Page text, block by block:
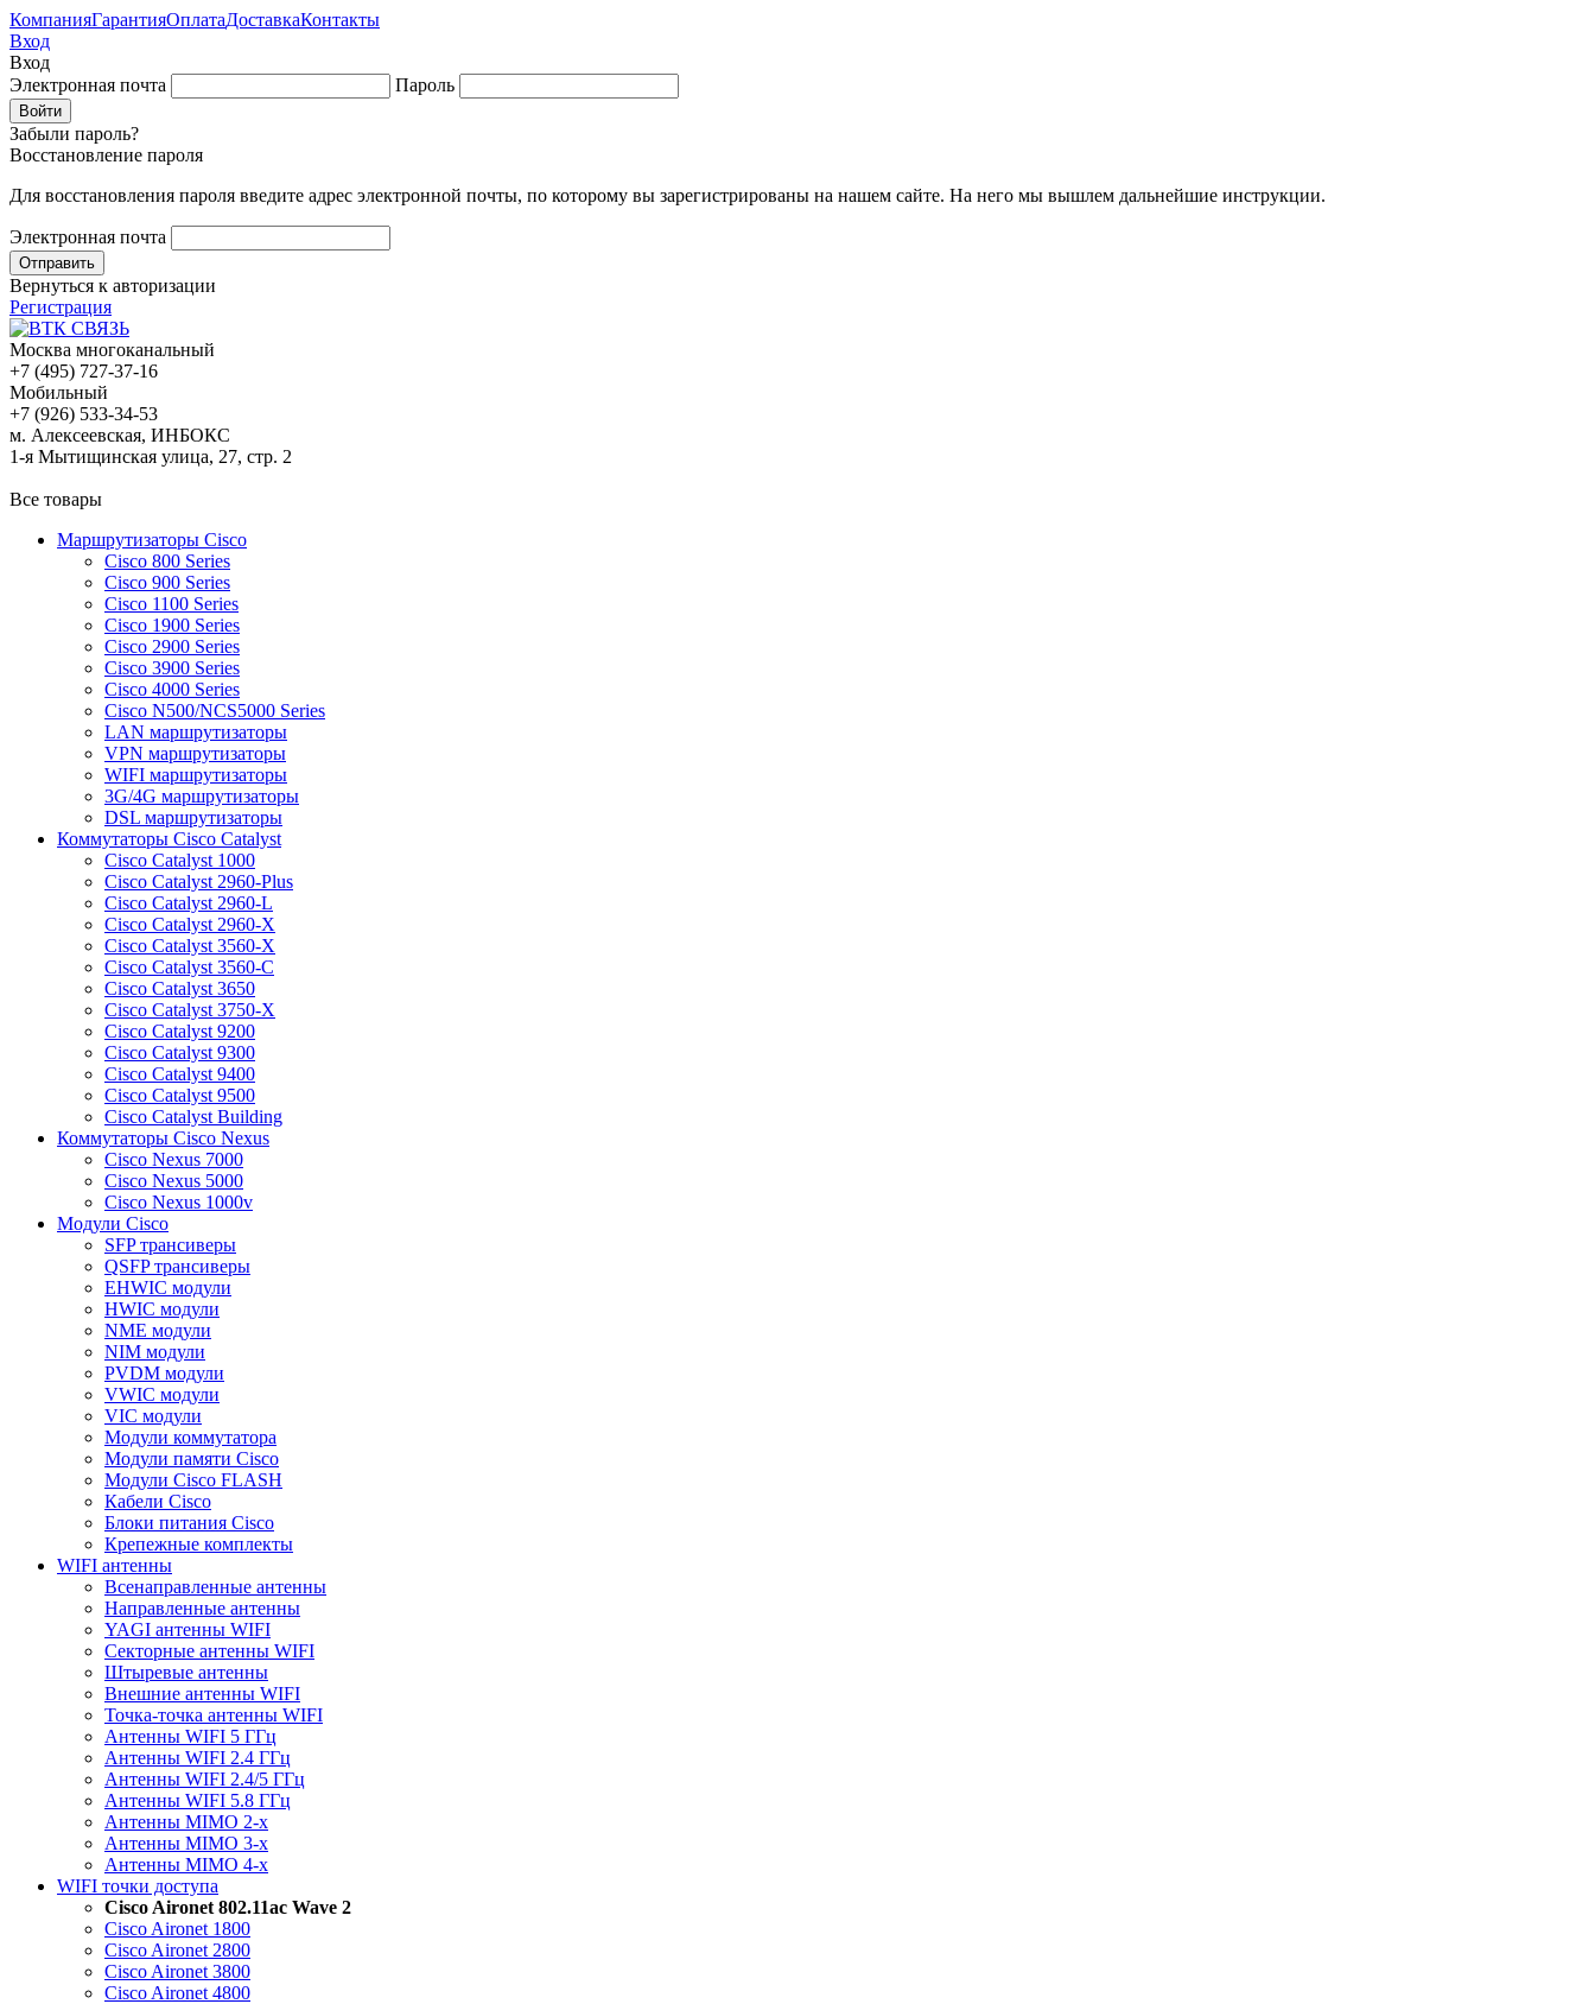
КомпанияГарантияОплатаДоставкаКонтакты
Вход
Вход
Электронная почта
Пароль
Забыли пароль?
Восстановление пароля
Для восстановления пароля введите адрес электронной почты, по которому вы зарегистрированы на нашем сайте. На него мы вышлем дальнейшие инструкции.
Электронная почта
Вернуться к авторизации
Регистрация
Москва многоканальный
+7 (495) 727-37-16
Мобильный
+7 (926) 533-34-53
м. Алексеевская, ИНБОКС
1-я Мытищинская улица, 27, стр. 2
Все товары
Маршрутизаторы Cisco
Cisco 800 Series
Cisco 900 Series
Cisco 1100 Series
Cisco 1900 Series
Cisco 2900 Series
Cisco 3900 Series
Cisco 4000 Series
Cisco N500/NCS5000 Series
LAN маршрутизаторы
VPN маршрутизаторы
WIFI маршрутизаторы
3G/4G маршрутизаторы
DSL маршрутизаторы
Коммутаторы Cisco Catalyst
Cisco Catalyst 1000
Cisco Catalyst 2960-Plus
Cisco Catalyst 2960-L
Cisco Catalyst 2960-X
Cisco Catalyst 3560-X
Cisco Catalyst 3560-C
Cisco Catalyst 3650
Cisco Catalyst 3750-X
Cisco Catalyst 9200
Cisco Catalyst 9300
Cisco Catalyst 9400
Cisco Catalyst 9500
Cisco Catalyst Building
Коммутаторы Cisco Nexus
Cisco Nexus 7000
Cisco Nexus 5000
Cisco Nexus 1000v
Модули Cisco
SFP трансиверы
QSFP трансиверы
EHWIC модули
HWIC модули
NME модули
NIM модули
PVDM модули
VWIC модули
VIC модули
Модули коммутатора
Модули памяти Cisco
Модули Cisco FLASH
Кабели Cisco
Блоки питания Cisco
Крепежные комплекты
WIFI антенны
Всенаправленные антенны
Направленные антенны
YAGI антенны WIFI
Секторные антенны WIFI
Штыревые антенны
Внешние антенны WIFI
Точка-точка антенны WIFI
Антенны WIFI 5 ГГц
Антенны WIFI 2.4 ГГц
Антенны WIFI 2.4/5 ГГц
Антенны WIFI 5.8 ГГц
Антенны MIMO 2-x
Антенны MIMO 3-x
Антенны MIMO 4-x
WIFI точки доступа
Cisco Aironet 802.11ac Wave 2
Cisco Aironet 1800
Cisco Aironet 2800
Cisco Aironet 3800
Cisco Aironet 4800